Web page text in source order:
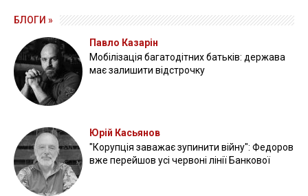
БЛОГИ »
Павло Казарін
Мобілізація багатодітних батьків: держава
має залишити відстрочку
Юрій Касьянов
"Корупція заважає зупинити війну": Федоров
вже перейшов усі червоні лінії Банкової